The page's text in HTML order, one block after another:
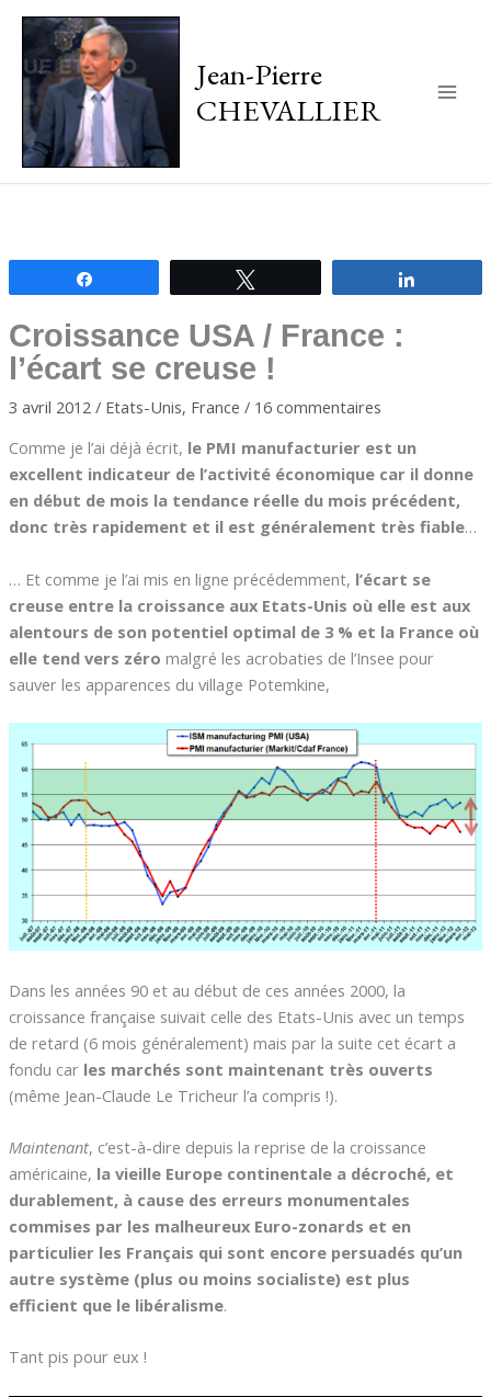
Jean-Pierre
CHEVALLIER
Croissance USA / France :
l’écart se creuse !
3 avril 2012 / Etats-Unis, France / 16 commentaires
Comme je l’ai déjà écrit, le PMI manufacturier est un
excellent indicateur de l’activité économique car il donne
en début de mois la tendance réelle du mois précédent,
donc très rapidement et il est généralement très fiable…
… Et comme je l’ai mis en ligne précédemment, l’écart se
creuse entre la croissance aux Etats-Unis où elle est aux
alentours de son potentiel optimal de 3 % et la France où
elle tend vers zéro malgré les acrobaties de l’Insee pour
sauver les apparences du village Potemkine,
Dans les années 90 et au début de ces années 2000, la
croissance française suivait celle des Etats-Unis avec un temps
de retard (6 mois généralement) mais par la suite cet écart a
fondu car les marchés sont maintenant très ouverts
(même Jean-Claude Le Tricheur l’a compris !).
Maintenant, c’est-à-dire depuis la reprise de la croissance
américaine, la vieille Europe continentale a décroché, et
durablement, à cause des erreurs monumentales
commises par les malheureux Euro-zonards et en
particulier les Français qui sont encore persuadés qu’un
autre système (plus ou moins socialiste) est plus
efficient que le libéralisme.
Tant pis pour eux !